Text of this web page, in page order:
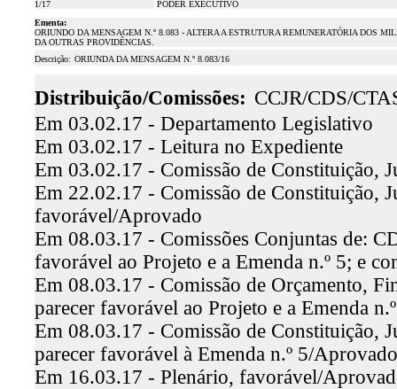
1/17
PODER EXECUTIVO
Ementa:
ORIUNDO DA MENSAGEM N.º 8.083 - ALTERA A ESTRUTURA REMUNERATÓRIA DOS
DA OUTRAS PROVIDÊNCIAS.
Descrição: ORIUNDA DA MENSAGEM N.º 8.083/16
Distribuição/Comissões: CCJR/CDS/
Em 03.02.17 - Departamento Legislativo
Em 03.02.17 - Leitura no Expediente
Em 03.02.17 - Comissão de Constituição,
Em 22.02.17 - Comissão de Constituição,
favorável/Aprovado
Em 08.03.17 - Comissões Conjuntas de:
favorável ao Projeto e a Emenda n.º 5; e
Em 08.03.17 - Comissão de Orçamento,
parecer favorável ao Projeto e a Emenda
Em 08.03.17 - Comissão de Constituição,
parecer favorável à Emenda n.º 5/Aprovado
Em 16.03.17 - Plenário, favorável/